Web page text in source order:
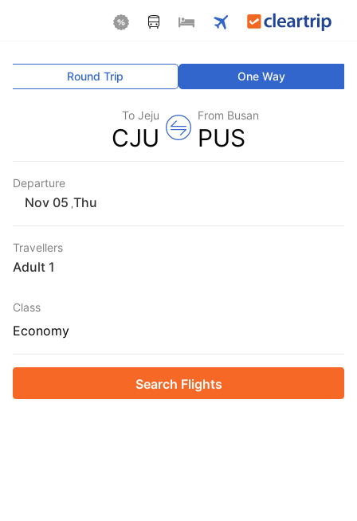
One Way
Round Trip
From Busan
PUS
To Jeju
CJU
Departure
Thu
Travellers
1 Adult
Class
Economy